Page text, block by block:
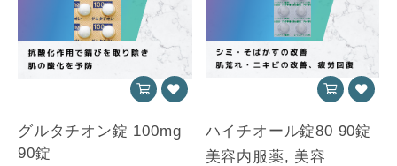
グルタチオン錠 100mg
90錠
ハイチオール錠80 90錠
美容内服薬, 美容